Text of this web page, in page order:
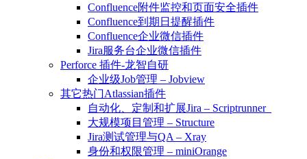
Confluence附件监控和页面安全插件
Confluence到期日提醒插件
Confluence企业微信插件
Jira服务台企业微信插件
Perforce 插件-龙智自研
企业级Job管理 – Jobview
其它热门Atlassian插件
自动化、定制和扩展Jira – Scriptrunner
大规模项目管理 – Structure
Jira测试管理与QA – Xray
身份和权限管理 – miniOrange